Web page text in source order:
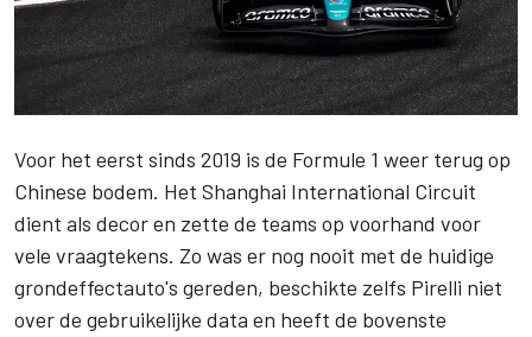
Voor het eerst sinds 2019 is de Formule 1 weer terug op
Chinese bodem. Het Shanghai International Circuit
dient als decor en zette de teams op voorhand voor
vele vraagtekens. Zo was er nog nooit met de huidige
grondeffectauto's gereden, beschikte zelfs Pirelli niet
over de gebruikelijke data en heeft de bovenste